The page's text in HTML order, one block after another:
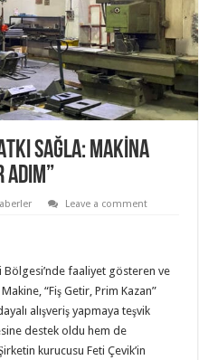
SAĞLA: MAKİNA
ADIM”
Leave a comment
Bölgesi’nde faaliyet gösteren ve
“Fiş Getir, Prim Kazan”
alışveriş yapmaya teşvik
destek oldu hem de
kurucusu Feti Çevik’in